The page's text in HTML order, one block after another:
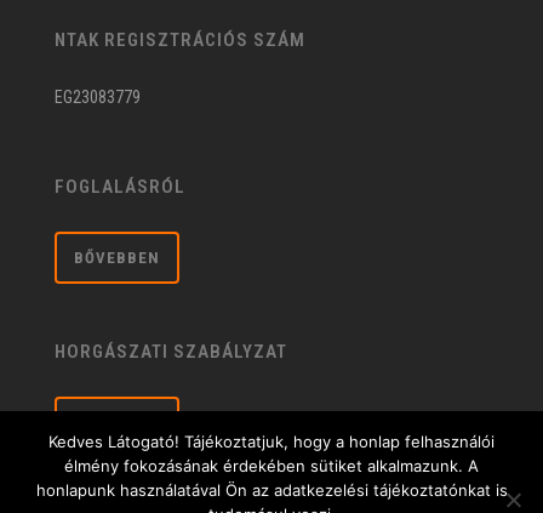
NTAK REGISZTRÁCIÓS SZÁM
EG23083779
FOGLALÁSRÓL
BŐVEBBEN
HORGÁSZATI SZABÁLYZAT
Kedves Látogató! Tájékoztatjuk, hogy a honlap felhasználói
élmény fokozásának érdekében sütiket alkalmazunk. A
honlapunk használatával Ön az adatkezelési tájékoztatónkat is